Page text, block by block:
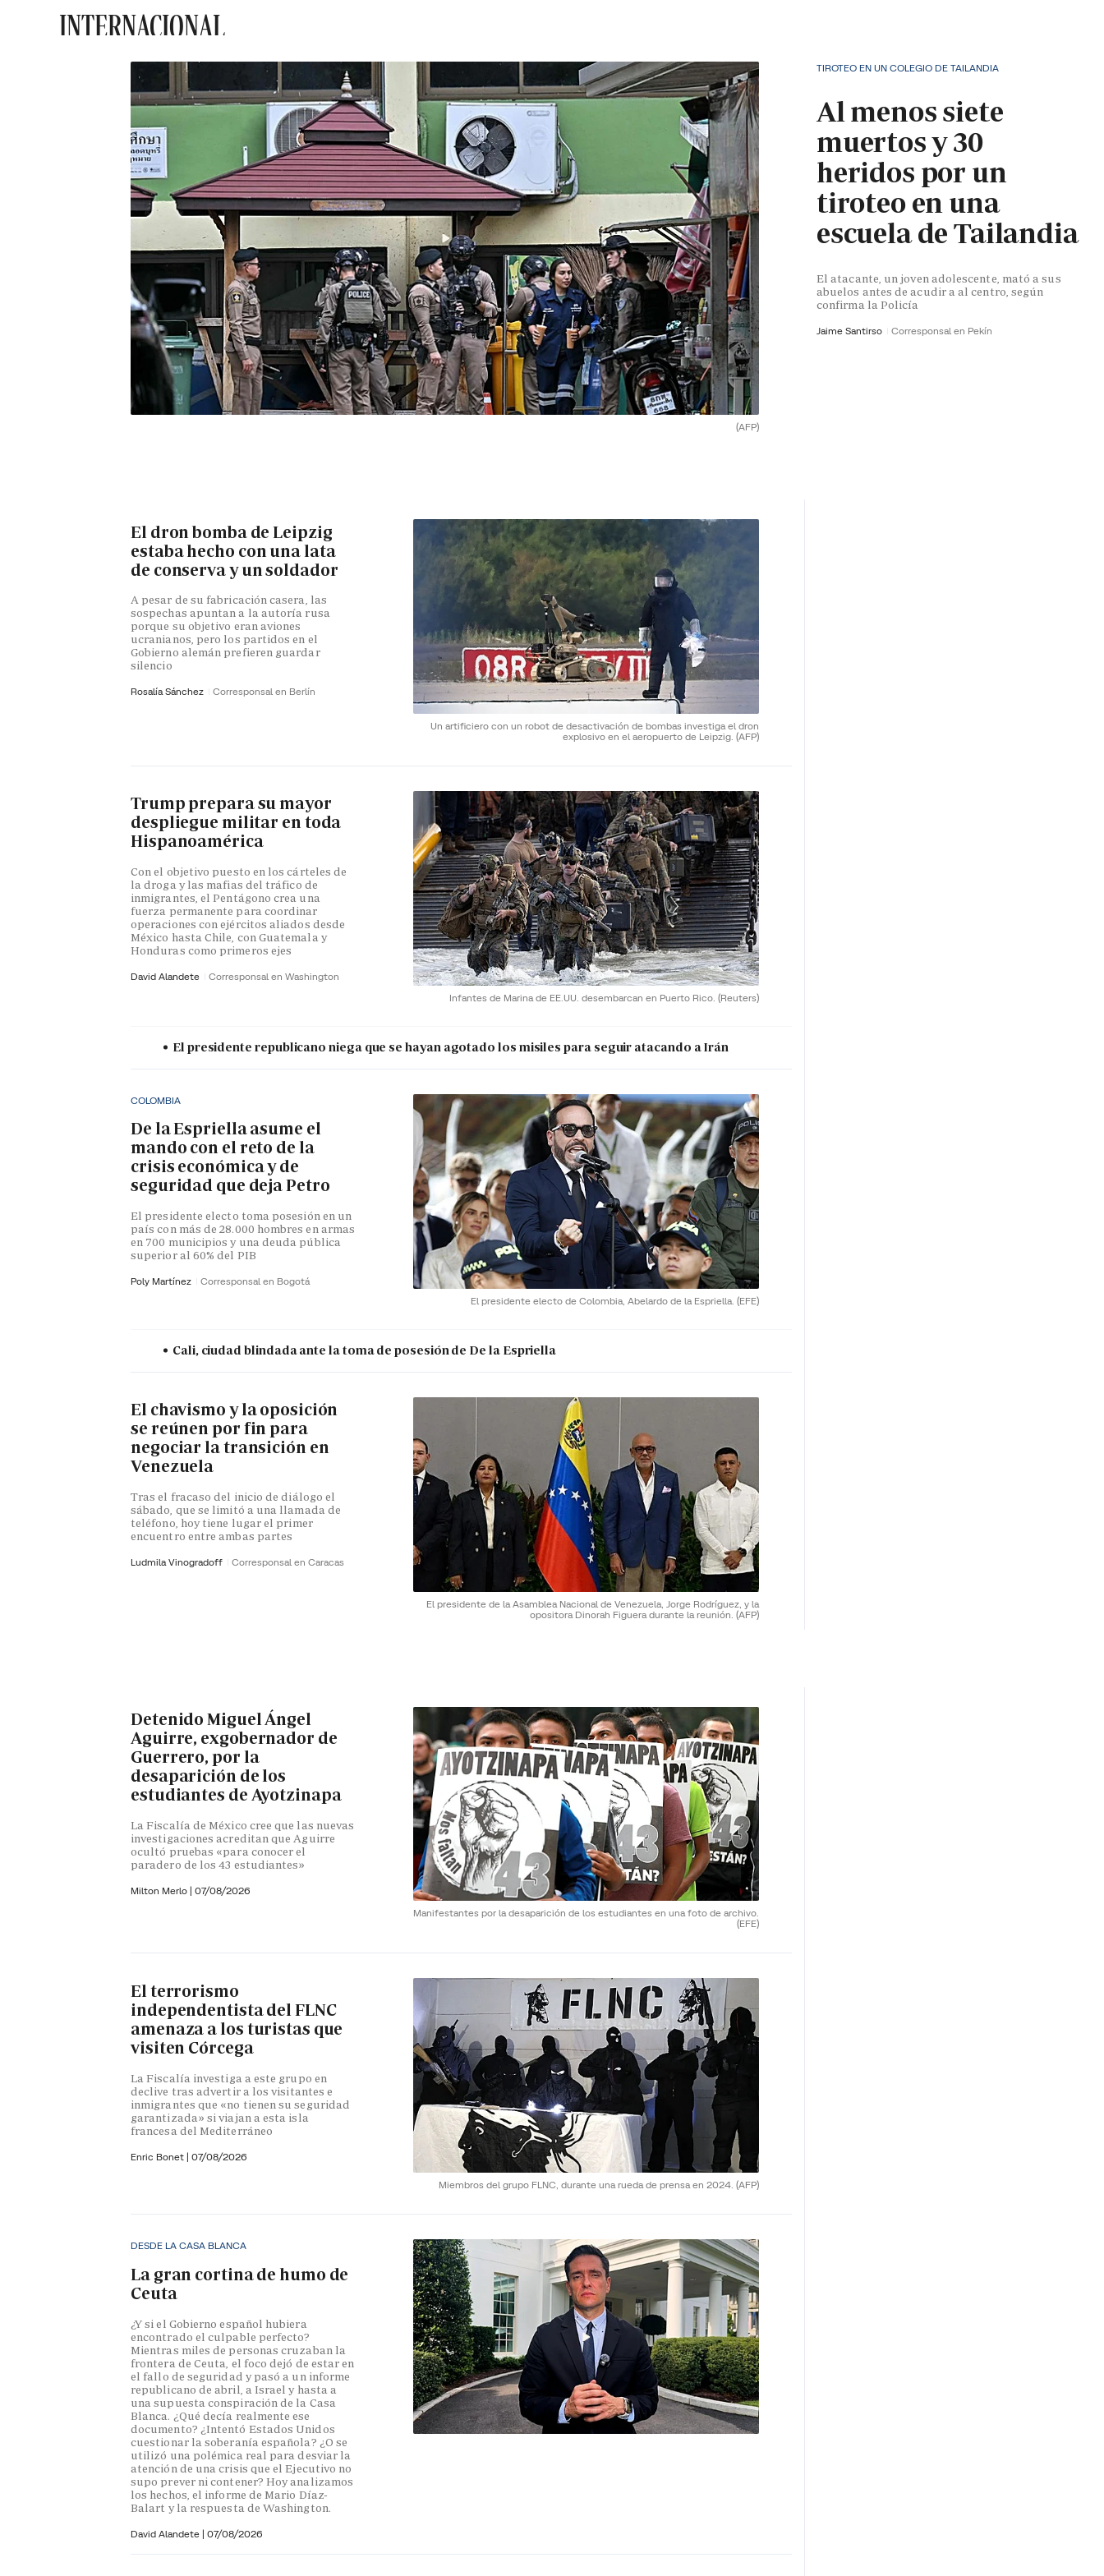
INTERNACIONAL
(AFP)
TIROTEO EN UN COLEGIO DE TAILANDIA
Al menos siete
muertos y 30
heridos por un
tiroteo en una
escuela de Tailandia
El atacante, un joven adolescente, mató a sus
abuelos antes de acudir a al centro, según
confirma la Policía
Jaime Santirso Corresponsal en Pekín
Un artificiero con un robot de desactivación de bombas investiga el dron
explosivo en el aeropuerto de Leipzig. (AFP)
El dron bomba de Leipzig
estaba hecho con una lata
de conserva y un soldador
A pesar de su fabricación casera, las
sospechas apuntan a la autoría rusa
porque su objetivo eran aviones
ucranianos, pero los partidos en el
Gobierno alemán prefieren guardar
silencio
Rosalía Sánchez Corresponsal en Berlín
Infantes de Marina de EE.UU. desembarcan en Puerto Rico. (Reuters)
Trump prepara su mayor
despliegue militar en toda
Hispanoamérica
Con el objetivo puesto en los cárteles de
la droga y las mafias del tráfico de
inmigrantes, el Pentágono crea una
fuerza permanente para coordinar
operaciones con ejércitos aliados desde
México hasta Chile, con Guatemala y
Honduras como primeros ejes
David Alandete Corresponsal en Washington
El presidente republicano niega que se hayan agotado los misiles para seguir atacando a Irán
El presidente electo de Colombia, Abelardo de la Espriella. (EFE)
COLOMBIA
De la Espriella asume el
mando con el reto de la
crisis económica y de
seguridad que deja Petro
El presidente electo toma posesión en un
país con más de 28.000 hombres en armas
en 700 municipios y una deuda pública
superior al 60% del PIB
Poly Martínez Corresponsal en Bogotá
Cali, ciudad blindada ante la toma de posesión de De la Espriella
El presidente de la Asamblea Nacional de Venezuela, Jorge Rodríguez, y la
opositora Dinorah Figuera durante la reunión. (AFP)
El chavismo y la oposición
se reúnen por fin para
negociar la transición en
Venezuela
Tras el fracaso del inicio de diálogo el
sábado, que se limitó a una llamada de
teléfono, hoy tiene lugar el primer
encuentro entre ambas partes
Ludmila Vinogradoff Corresponsal en Caracas
Manifestantes por la desaparición de los estudiantes en una foto de archivo.
(EFE)
Detenido Miguel Ángel
Aguirre, exgobernador de
Guerrero, por la
desaparición de los
estudiantes de Ayotzinapa
La Fiscalía de México cree que las nuevas
investigaciones acreditan que Aguirre
ocultó pruebas «para conocer el
paradero de los 43 estudiantes»
Milton Merlo | 07/08/2026
Miembros del grupo FLNC, durante una rueda de prensa en 2024. (AFP)
El terrorismo
independentista del FLNC
amenaza a los turistas que
visiten Córcega
La Fiscalía investiga a este grupo en
declive tras advertir a los visitantes e
inmigrantes que «no tienen su seguridad
garantizada» si viajan a esta isla
francesa del Mediterráneo
Enric Bonet | 07/08/2026
DESDE LA CASA BLANCA
La gran cortina de humo de
Ceuta
¿Y si el Gobierno español hubiera
encontrado el culpable perfecto?
Mientras miles de personas cruzaban la
frontera de Ceuta, el foco dejó de estar en
el fallo de seguridad y pasó a un informe
republicano de abril, a Israel y hasta a
una supuesta conspiración de la Casa
Blanca. ¿Qué decía realmente ese
documento? ¿Intentó Estados Unidos
cuestionar la soberanía española? ¿O se
utilizó una polémica real para desviar la
atención de una crisis que el Ejecutivo no
supo prever ni contener? Hoy analizamos
los hechos, el informe de Mario Díaz-
Balart y la respuesta de Washington.
David Alandete | 07/08/2026